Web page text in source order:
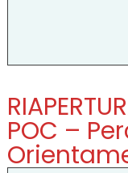
POC –